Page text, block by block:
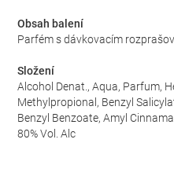
Obsah balení
Parfém s dávkovacím
Složení
Alcohol Denat., Aqua, Parfum,
Methylpropional, Benzyl
Benzyl Benzoate, Amyl
80% Vol. Alc